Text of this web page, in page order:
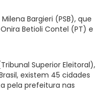
Bargieri (PSB), que
Betioli Contel (PT) e
Superior Eleitoral),
existem 45 cidades
pela prefeitura nas